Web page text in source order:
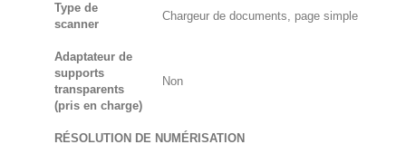
Type de
scanner
Chargeur de documents, page simple
Adaptateur de
supports
transparents
(pris en charge)
Non
RÉSOLUTION DE NUMÉRISATION